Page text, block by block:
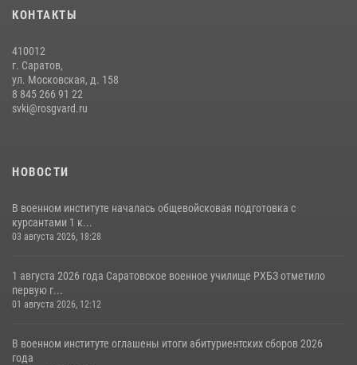
31 июля 2026, 12:08
КОНТАКТЫ
410012
г. Саратов,
ул. Московская, д. 158
8 845 266 91 22
svki@rosgvard.ru
НОВОСТИ
В военном институте началась общевойсковая подготовка с
курсантами 1 к...
03 августа 2026, 18:28
1 августа 2026 года Саратовское военное училище РХБЗ отметило
первую г...
01 августа 2026, 12:12
В военном институте оглашены итоги абитуриентских сборов 2026
года